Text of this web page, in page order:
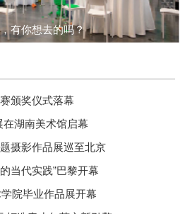
有你想去的吗？
颁奖仪式落幕
湖南美术馆启幕
摄影作品展巡至北京
当代实践”巴黎开幕
院毕业作品展开幕